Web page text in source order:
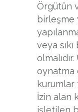
Örgütün
birleşme
veya
oynatma
kurumlar
İzin alan
işletilen